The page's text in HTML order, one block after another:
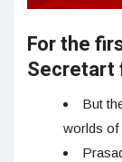
For the
Secretart
But
worlds of